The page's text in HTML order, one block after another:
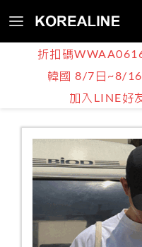
折扣碼
韓國 8/7日~8/
加入LINE好
產品介紹
正韓男